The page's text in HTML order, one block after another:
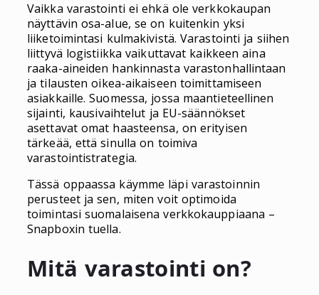
Vaikka varastointi ei ehkä ole verkkokaupan
näyttävin osa-alue, se on kuitenkin yksi
liiketoimintasi kulmakivistä. Varastointi ja siihen
liittyvä logistiikka vaikuttavat kaikkeen aina
raaka-aineiden hankinnasta varastonhallintaan
ja tilausten oikea-aikaiseen toimittamiseen
asiakkaille. Suomessa, jossa maantieteellinen
sijainti, kausivaihtelut ja EU-säännökset
asettavat omat haasteensa, on erityisen
tärkeää, että sinulla on toimiva
varastointistrategia.
Tässä oppaassa käymme läpi varastoinnin
perusteet ja sen, miten voit optimoida
toimintasi suomalaisena verkkokauppiaana –
Snapboxin tuella.
Mitä varastointi on?